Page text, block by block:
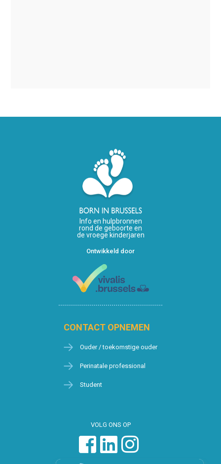
Info en hulpbronnen
rond de geboorte en
de vroege kinderjaren
Ontwikkeld door
CONTACT OPNEMEN
Ouder / toekomstige ouder
Perinatale professional
Student
VOLG ONS OP